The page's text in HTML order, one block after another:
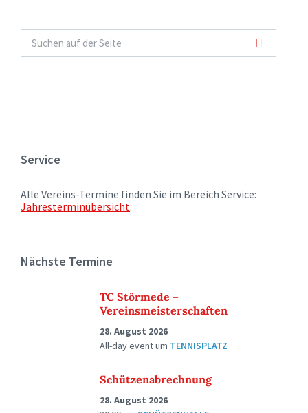
Service
Alle Vereins-Termine finden Sie im Bereich Service:
Jahresterminübersicht.
Nächste Termine
TC Störmede –
Vereinsmeisterschaften
28. August 2026
All-day eventum TENNISPLATZ
Schützenabrechnung
28. August 2026